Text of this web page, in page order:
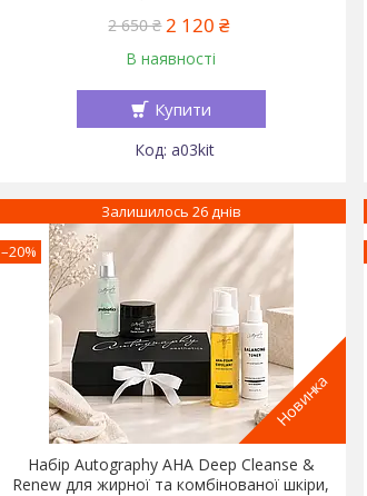
2 650 ₴ 2 120 ₴
В наявності
Купити
a03kit
Новинка
–20%
Залишилось 26 днів
Набір Autography AHA Deep Cleanse &
Renew для жирної та комбінованої шкіри,